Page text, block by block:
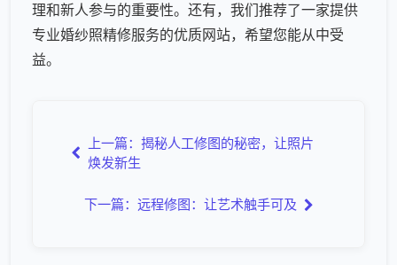
理和新人参与的重要性。还有，我们推荐了一家提供
专业婚纱照精修服务的优质网站，希望您能从中受
益。
上一篇：揭秘人工修图的秘密，让照片
焕发新生
下一篇：远程修图：让艺术触手可及